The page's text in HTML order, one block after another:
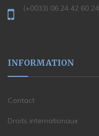
(+0033) 06 24 42 60 24
INFORMATION
Contact
Droits internationaux